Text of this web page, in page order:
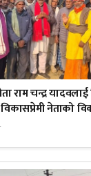
राम चन्द्र
नेताको